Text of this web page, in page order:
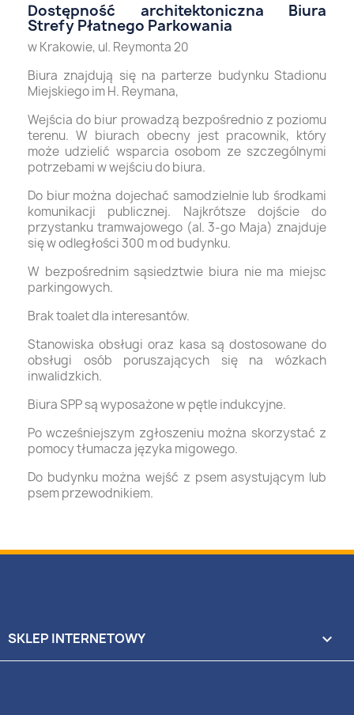
Dostępność architektoniczna Biura
Strefy Płatnego Parkowania
w Krakowie, ul. Reymonta 20
Biura znajdują się na parterze budynku Stadionu
Miejskiego im H. Reymana,
Wejścia do biur prowadzą bezpośrednio z poziomu
terenu. W biurach obecny jest pracownik, który
może udzielić wsparcia osobom ze szczególnymi
potrzebami w wejściu do biura.
Do biur można dojechać samodzielnie lub środkami
komunikacji publicznej. Najkrótsze dojście do
przystanku tramwajowego (al. 3-go Maja) znajduje
się w odległości 300 m od budynku.
W bezpośrednim sąsiedztwie biura nie ma miejsc
parkingowych.
Brak toalet dla interesantów.
Stanowiska obsługi oraz kasa są dostosowane do
obsługi osób poruszających się na wózkach
inwalidzkich.
Biura SPP są wyposażone w pętle indukcyjne.
Po wcześniejszym zgłoszeniu można skorzystać z
pomocy tłumacza języka migowego.
Do budynku można wejść z psem asystującym lub
psem przewodnikiem.
SKLEP INTERNETOWY 